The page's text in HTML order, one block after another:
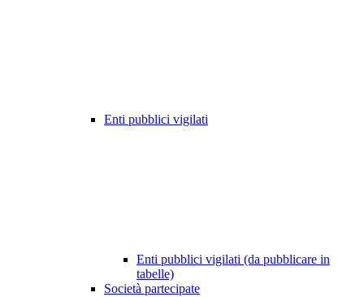
Enti pubblici vigilati
Enti pubblici vigilati (da pubblicare in
tabelle)
Società partecipate